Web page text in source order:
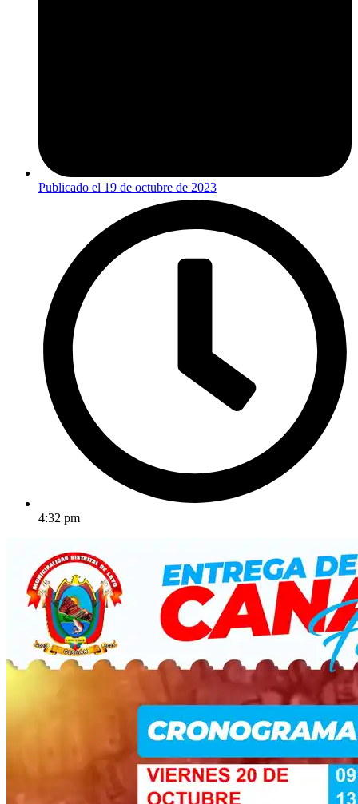
Publicado el 19 de octubre de 2023
4:32 pm